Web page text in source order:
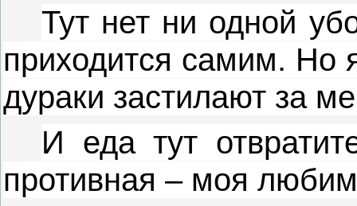
Тут нет ни одной
приходится самим. Но
дураки застилают за
И еда тут
противная – моя